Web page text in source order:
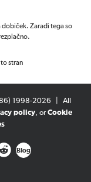
dobiček. Zaradi tega so
stran
1998-2026
All
policy, orCookie
Blog